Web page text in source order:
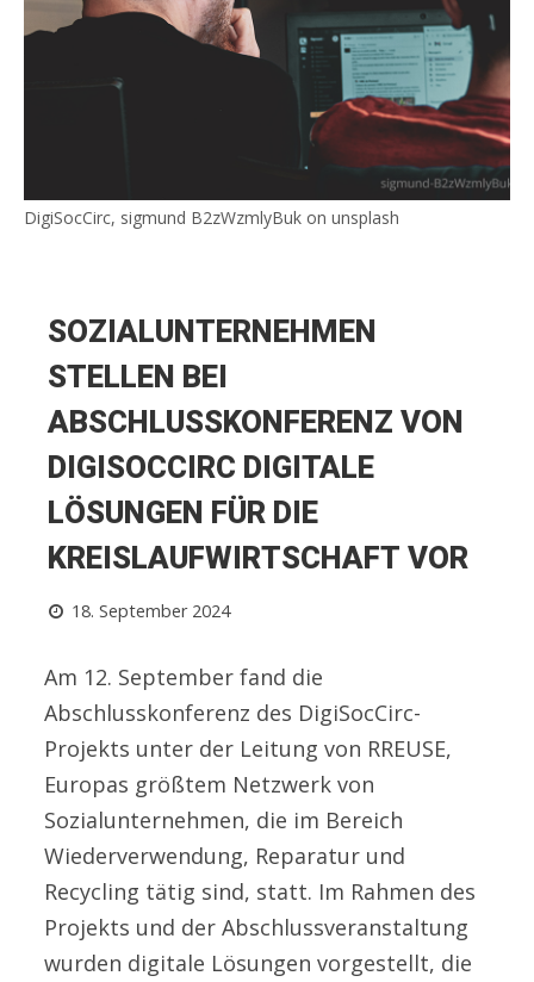
DigiSocCirc, sigmund B2zWzmlyBuk on unsplash
SOZIALUNTERNEHMEN
STELLEN BEI
ABSCHLUSSKONFERENZ VON
DIGISOCCIRC DIGITALE
LÖSUNGEN FÜR DIE
KREISLAUFWIRTSCHAFT VOR
18. September 2024
Am 12. September fand die
Abschlusskonferenz des DigiSocCirc-
Projekts unter der Leitung von RREUSE,
Europas größtem Netzwerk von
Sozialunternehmen, die im Bereich
Wiederverwendung, Reparatur und
Recycling tätig sind, statt. Im Rahmen des
Projekts und der Abschlussveranstaltung
wurden digitale Lösungen vorgestellt, die